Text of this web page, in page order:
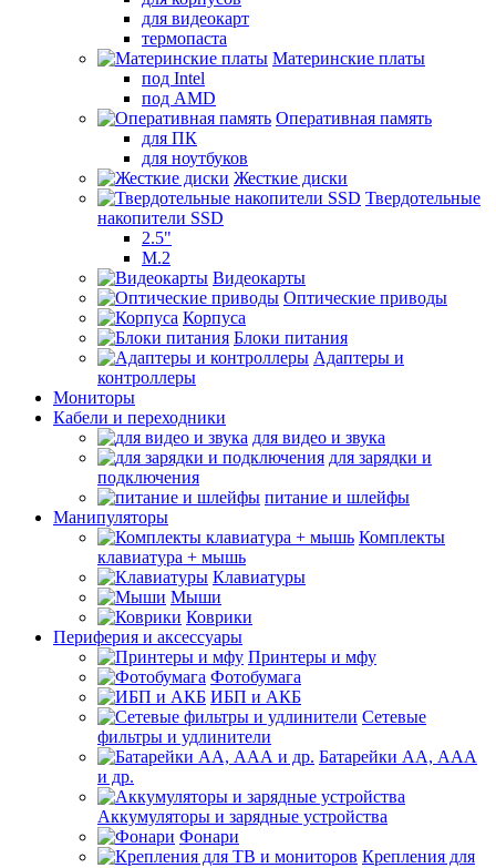
для видеокарт
термопаста
Материнские платы
под Intel
под AMD
Оперативная память
для ПК
для ноутбуков
Жесткие диски
Твердотельные
накопители SSD
2.5"
M.2
Видеокарты
Оптические приводы
Корпуса
Блоки питания
Адаптеры и
контроллеры
Мониторы
Кабели и переходники
для видео и звука
для зарядки и
подключения
питание и шлейфы
Манипуляторы
Комплекты
клавиатура + мышь
Клавиатуры
Мыши
Коврики
Периферия и аксессуары
Принтеры и мфу
Фотобумага
ИБП и АКБ
Сетевые
фильтры и удлинители
Батарейки АА, ААА
и др.
Аккумуляторы и зарядные устройства
Фонари
Крепления для